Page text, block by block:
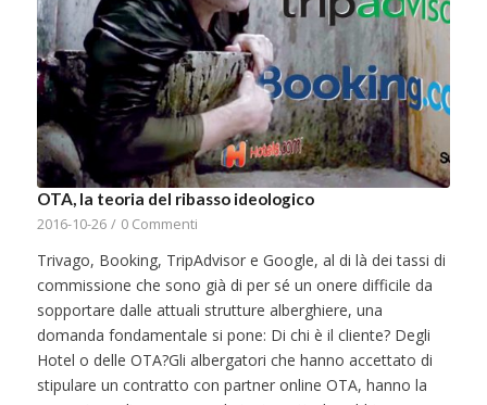
OTA, la teoria del ribasso ideologico
2016-10-26 / 0 Commenti
Trivago, Booking, TripAdvisor e Google, al di là dei tassi di
commissione che sono già di per sé un onere difficile da
sopportare dalle attuali strutture alberghiere, una
domanda fondamentale si pone: Di chi è il cliente? Degli
Hotel o delle OTA?Gli albergatori che hanno accettato di
stipulare un contratto con partner online OTA, hanno la